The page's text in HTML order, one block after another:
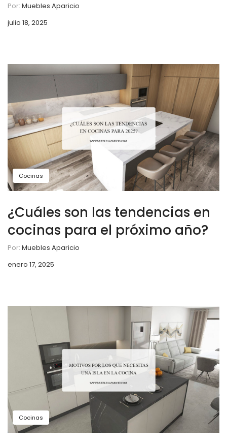
Por: Muebles Aparicio
julio 18, 2025
Cocinas
¿Cuáles son las tendencias en
cocinas para el próximo año?
Por: Muebles Aparicio
enero 17, 2025
Cocinas